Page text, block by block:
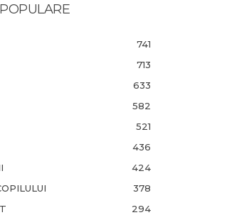
741
713
633
582
521
436
424
378
294